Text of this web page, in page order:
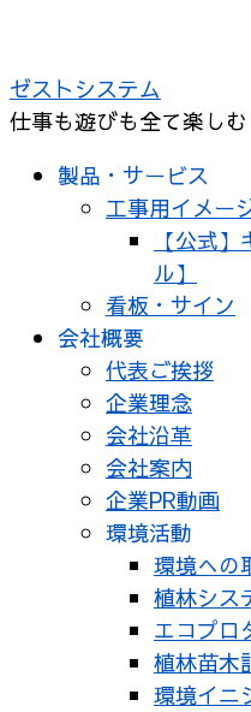
ゼストシステム
仕事も遊びも全て楽しむ
製品・サービス
工事用イメー
【公式
ル】
看板・サイン
会社概要
代表ご挨拶
企業理念
会社沿革
会社案内
企業PR動画
環境活動
環境への
植林シス
エコプロ
植林苗木
環境イニ